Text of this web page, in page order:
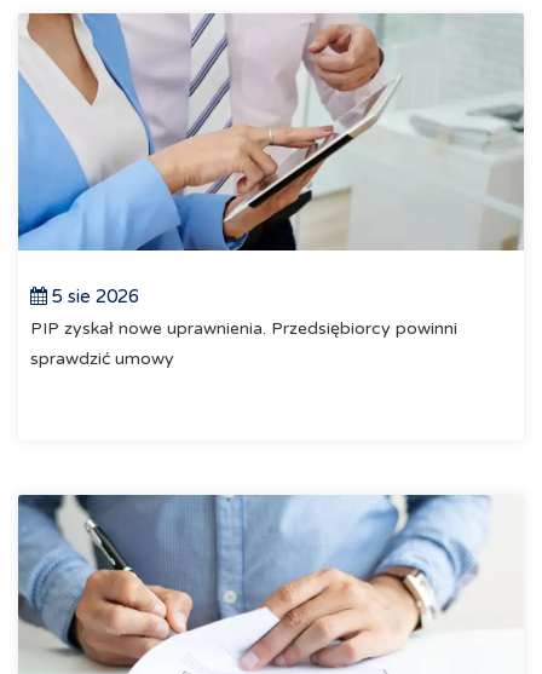
5 sie 2026
PIP zyskał nowe uprawnienia. Przedsiębiorcy powinni
sprawdzić umowy